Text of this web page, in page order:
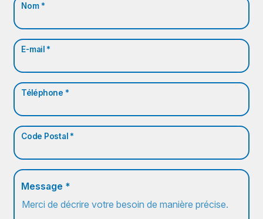
Nom *
E-mail *
Téléphone *
Code Postal *
Message *